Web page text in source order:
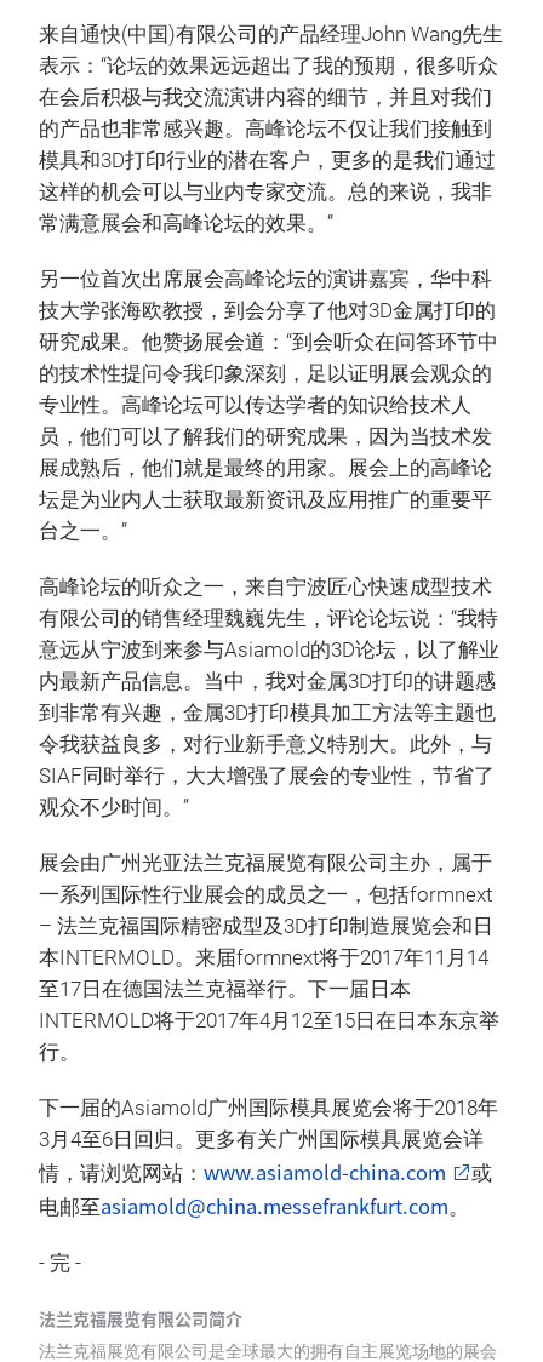
来自通快(中国)有限公司的产品经理John Wang先生
表示：“论坛的效果远远超出了我的预期，很多听众
在会后积极与我交流演讲内容的细节，并且对我们
的产品也非常感兴趣。高峰论坛不仅让我们接触到
模具和3D打印行业的潜在客户，更多的是我们通过
这样的机会可以与业内专家交流。总的来说，我非
常满意展会和高峰论坛的效果。”
另一位首次出席展会高峰论坛的演讲嘉宾，华中科
技大学张海欧教授，到会分享了他对3D金属打印的
研究成果。他赞扬展会道：“到会听众在问答环节中
的技术性提问令我印象深刻，足以证明展会观众的
专业性。高峰论坛可以传达学者的知识给技术人
员，他们可以了解我们的研究成果，因为当技术发
展成熟后，他们就是最终的用家。展会上的高峰论
坛是为业内人士获取最新资讯及应用推广的重要平
台之一。”
高峰论坛的听众之一，来自宁波匠心快速成型技术
有限公司的销售经理魏巍先生，评论论坛说：“我特
意远从宁波到来参与Asiamold的3D论坛，以了解业
内最新产品信息。当中，我对金属3D打印的讲题感
到非常有兴趣，金属3D打印模具加工方法等主题也
令我获益良多，对行业新手意义特别大。此外，与
SIAF同时举行，大大增强了展会的专业性，节省了
观众不少时间。”
展会由广州光亚法兰克福展览有限公司主办，属于
一系列国际性行业展会的成员之一，包括formnext
– 法兰克福国际精密成型及3D打印制造展览会和日
本INTERMOLD。来届formnext将于2017年11月14
至17日在德国法兰克福举行。下一届日本
INTERMOLD将于2017年4月12至15日在日本东京举
行。
下一届的Asiamold广州国际模具展览会将于2018年
3月4至6日回归。更多有关广州国际模具展览会详
情，请浏览网站： www.asiamold-china.com
或
电邮至asiamold@china.messefrankfurt.com。
- 完 -
法兰克福展览有限公司简介
法兰克福展览有限公司是全球最大的拥有自主展览场地的展会